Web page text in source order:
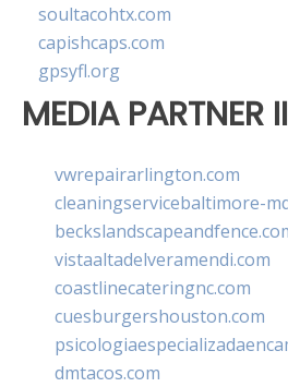
soultacohtx.com
capishcaps.com
gpsyfl.org
MEDIA PARTNER
vwrepairarlington.com
cleaningservicebaltimore-
vistaaltadelveramendi.com
coastlinecateringnc.com
cuesburgershouston.com
dmtacos.com